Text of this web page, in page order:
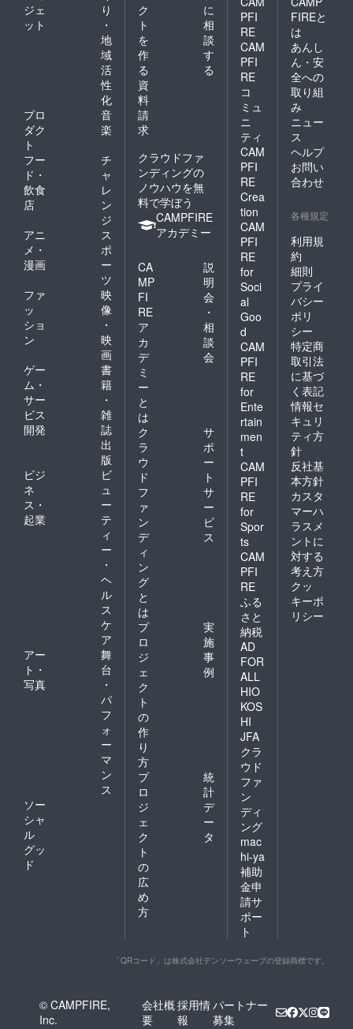
ジェ
ット
り
・
地
域
活
性
化
プロ
ダク
ト
音
楽
フー
ド・
飲食
店
チ
ャ
レ
ン
ジ
アニ
メ・
漫画
ス
ポ
ー
ツ
ファ
ッ
ショ
ン
映
像
・
映
画
ゲー
ム・
サー
ビス
開発
書
籍
・
雑
誌
出
版
ビジ
ネ
ス・
起業
ビ
ュ
ー
テ
ィ
ー
・
ヘ
ル
ス
ケ
ア
アー
ト・
写真
舞
台
・
パ
フ
ォ
ー
マ
ン
ス
ソー
シャ
ル
グッ
ド
ク
ト
を
作
る
に
相
談
す
る
資
料
請
求
クラウドファ
ンディングの
ノウハウを無
料で学ぼう
CAMPFIRE
アカデミー
CA
MP
FI
RE
ア
カ
デ
ミ
ー
と
は
説
明
会
・
相
談
会
ク
ラ
ウ
ド
フ
ァ
ン
デ
ィ
ン
グ
と
は
サ
ポ
ー
ト
サ
ー
ビ
ス
プ
ロ
ジ
ェ
ク
ト
の
作
り
方
実
施
事
例
プ
ロ
ジ
ェ
ク
ト
の
広
め
方
統
計
デ
ー
タ
PFI
RE
CAM
PFI
RE
コ
ミュ
ニ
ティ
CAM
PFI
RE
Crea
tion
CAM
PFI
RE
for
Soci
al
Goo
d
CAM
PFI
RE
for
Ente
rtain
men
t
CAM
PFI
RE
for
Spor
ts
CAM
PFI
RE
ふる
さと
納税
AD
FOR
ALL
HIO
KOS
HI
JFA
クラ
ウド
ファ
ン
ディ
ング
mac
hi-ya
補助
金申
請サ
ポー
ト
FIREと
は
あんし
ん・安
全への
取り組
み
ニュー
ス
ヘルプ
お問い
合わせ
各種規定
利用規
約
細則
プライ
バシー
ポリ
シー
特定商
取引法
に基づ
く表記
情報セ
キュリ
ティ方
針
反社基
本方針
カスタ
マーハ
ラスメ
ントに
対する
考え方
クッ
キーポ
リシー
「QRコード」は株式会社デンソーウェーブの登録商標です。
© CAMPFIRE,
Inc.
会社概
要
採用情
報
パートナー
募集